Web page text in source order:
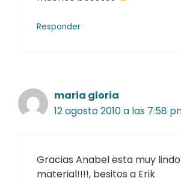
Responder
maria gloria
12 agosto 2010 a las 7:58
Gracias Anabel esta muy
material!!!!, besitos a Erik